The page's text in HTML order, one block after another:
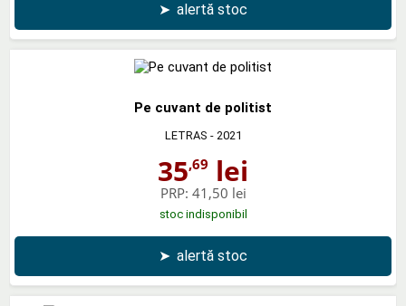
➤ alertă stoc
Pe cuvant de politist
LETRAS - 2021
35,69 lei
PRP: 41,50 lei
stoc indisponibil
➤ alertă stoc